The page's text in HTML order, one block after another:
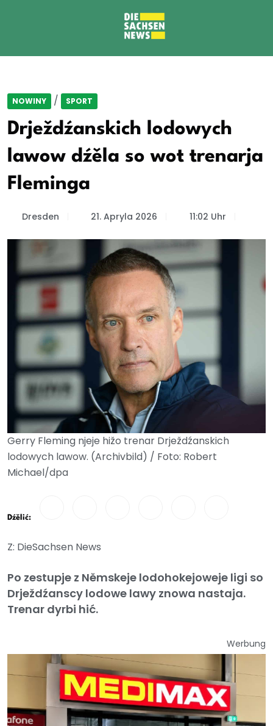
NOWINY / SPORT
Drježdźanskich lodowych
lawow dźěla so wot trenarja
Fleminga
Dresden 21. Apryla 2026 11:02 Uhr
Gerry Fleming njeje hižo trenar Drježdźanskich
lodowych lawow. (Archivbild) / Foto: Robert
Michael/dpa
Dźělić:
Z: DieSachsen News
Po zestupje z Němskeje lodohokejoweje ligi so
Drježdźanscy lodowe lawy znowa nastaja.
Trenar dyrbi hić.
Werbung